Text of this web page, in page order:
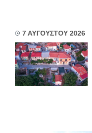
7 ΑΥΓΟΥΣΤΟΥ 2026